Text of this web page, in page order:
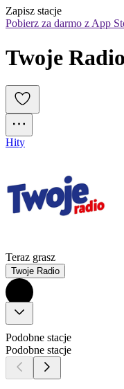
Zapisz stacje
Pobierz za darmo z App
Twoje Radio
Hity
Teraz grasz
Twoje Radio
Podobne stacje
Podobne stacje